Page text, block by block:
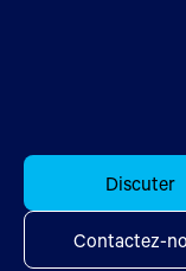
Discuter
Contactez-